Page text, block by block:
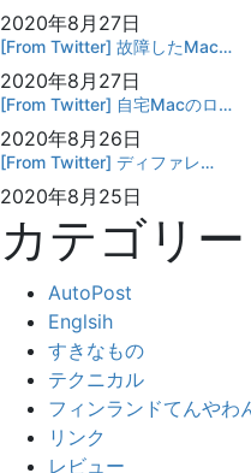
2020年8月27日
[From Twitter] 故障したMac…
2020年8月27日
[From Twitter] 自宅Macのロ…
2020年8月26日
[From Twitter] ディファレ…
2020年8月25日
カテゴリー
AutoPost
Englsih
すきなもの
テクニカル
フィンランドてんやわ
リンク
レビュー